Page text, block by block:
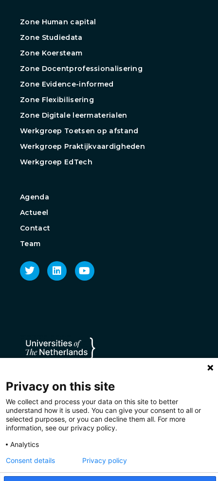
Zone Human capital
Zone Studiedata
Zone Koersteam
Zone Docentprofessionalisering
Zone Evidence-informed
Zone Flexibilisering
Zone Digitale leermaterialen
Werkgroep Toetsen op afstand
Werkgroep Praktijkvaardigheden
Werkgroep EdTech
Agenda
Actueel
Contact
Team
CC BY 4.0
Privacy on this site
We collect and process your data on this site to better
understand how it is used. You can give your consent to all or
selected purposes, or you can decline them all. For more
information, see our privacy policy.
Analytics
Consent details Privacy policy